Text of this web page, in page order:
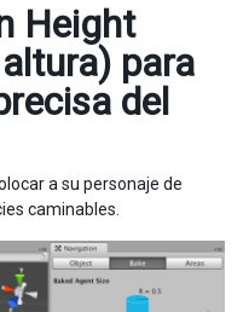
Height
para
del
a su personaje de
caminables.